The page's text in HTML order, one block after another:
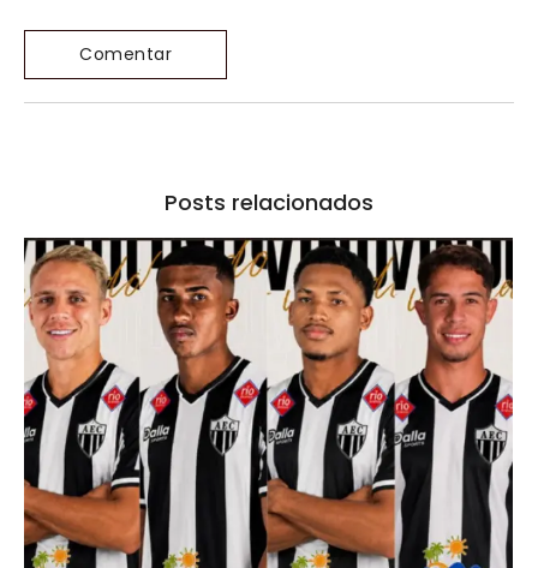
Posts relacionados